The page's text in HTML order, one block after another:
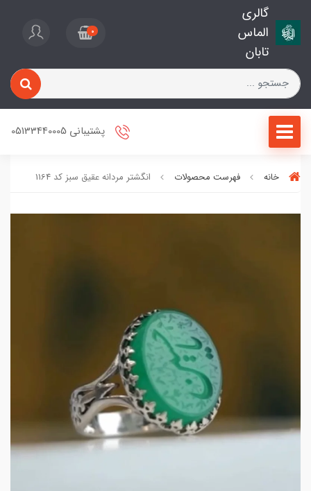
گالری
الماس
تابان
0
پشتیبانی 05133440005
خانه فهرست محصولات انگشتر مردانه عقیق سبز کد 1164